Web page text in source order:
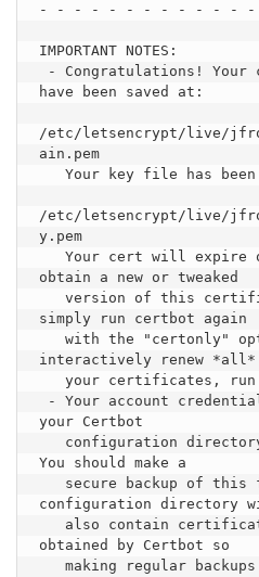
- - - - - - - - - - - - -
IMPORTANT NOTES:
have been saved at:
/etc/letsencrypt/live/
ain.pem
/etc/letsencrypt/live/
y.pem
obtain a new or tweaked
simply run certbot again
interactively renew
your Certbot
You should make a
configuration directory
obtained by Certbot so